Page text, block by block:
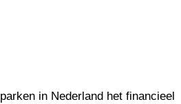
in Nederland het financieel